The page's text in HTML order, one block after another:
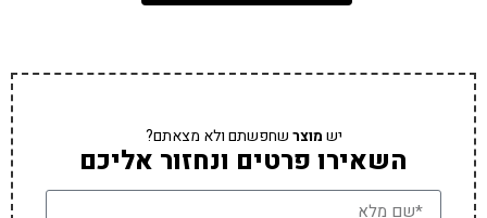
ישמוצרשחפשתם ולא מצאתם?
השאירו פרטים ונחזור אליכם